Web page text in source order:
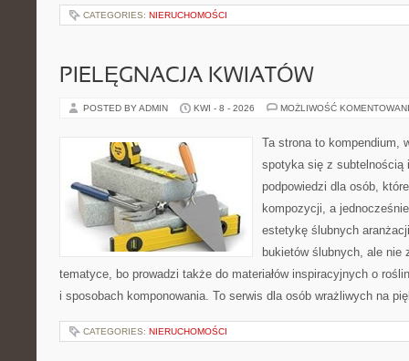
CATEGORIES: NIERUCHOMOŚCI
PIELĘGNACJA KWIATÓW
POSTED BY ADMIN KWI - 8 - 2026 MOŻLIWOŚĆ
Ta strona to kompendium,
spotyka się z subtelnością
podpowiedzi dla osób,
kompozycji, a
estetykę ślubnych
bukietów ślubnych, ale nie
tematyce, bo prowadzi także do materiałów inspiracyjnych o
i sposobach komponowania. To serwis dla osób wrażliwych na
CATEGORIES: NIERUCHOMOŚCI